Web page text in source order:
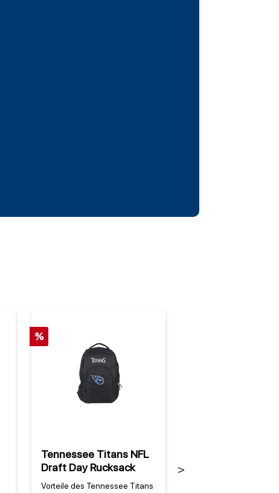
%
Tennessee Titans NFL
Draft Day Rucksack
Vorteile des Tennessee Titans
Next